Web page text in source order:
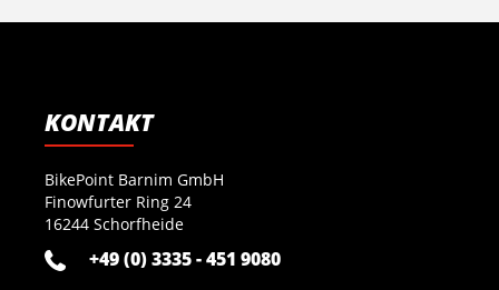
KONTAKT
BikePoint Barnim GmbH
Finowfurter Ring 24
16244 Schorfheide
+49 (0) 3335 - 451 9080